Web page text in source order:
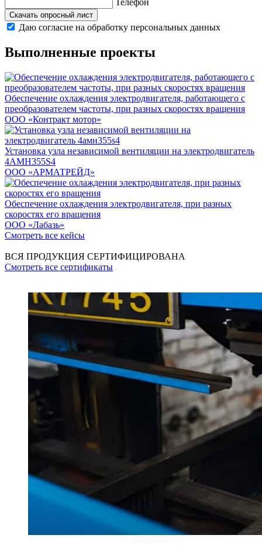
Телефон
Скачать опросный лист
Даю согласие на обработку персональных данных
Выполненные проекты
Обеспечение охлаждения электродвигателя, работающего с
преобразователем частоты, при разных скоростях вращения
ООО «Контракт мотор»
Установка узла независимой вентиляции на электродвигатель
4АМН355S4
ООО «АРМАТРЕЙД»
Обеспечение охлаждения электродвигателя, при разных
скоростях его вращения
ООО «Лабазь»
Смотреть все кейсы
ВСЯ ПРОДУКЦИЯ СЕРТИФИЦИРОВАНА
Смотреть все сертификаты